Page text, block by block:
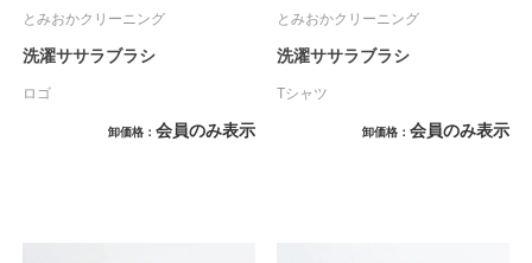
とみおかクリーニング
洗濯ササラブラシ
ロゴ
卸価格 会員のみ表示
とみおかクリーニング
洗濯ササラブラシ
Tシャツ
卸価格 会員のみ表示